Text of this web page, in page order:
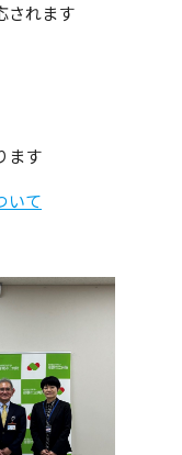
されます
ます
いて